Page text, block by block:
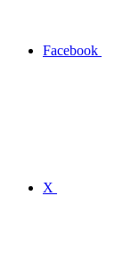
Facebook
X